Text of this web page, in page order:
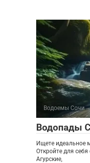
Водоемы Сочи
Водопады
Ищете идеальное
Откройте для
Агурские,